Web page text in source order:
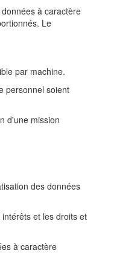
à caractère
Le
par machine.
personnel soient
d'une mission
des données
et les droits et
à caractère